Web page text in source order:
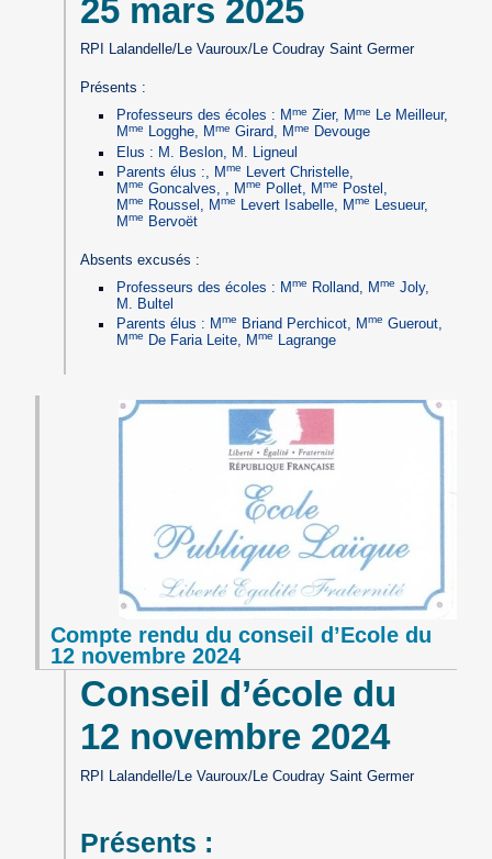
25 mars 2025
RPI Lalandelle/Le Vauroux/Le Coudray Saint Germer
Présents :
Professeurs des écoles : Mme Zier, Mme
Le Meilleur,
Mme Logghe, Mme Girard, Mme
Devouge
Elus : M. Beslon, M. Ligneul
Parents élus :, Mme
Levert Christelle,
Mme Goncalves, , Mme Pollet, Mme
Postel,
Mme Roussel, Mme Levert Isabelle, Mme
Lesueur,
Mme Bervoët
Absents excusés :
Professeurs des écoles : Mme Rolland, Mme Joly,
M. Bultel
Parents élus : Mme Briand Perchicot, Mme Guerout,
Mme De Faria Leite, Mme Lagrange
Compte rendu du conseil d’Ecole du
12 novembre 2024
Conseil d’école du
12 novembre 2024
RPI Lalandelle/Le Vauroux/Le Coudray Saint Germer
Présents :